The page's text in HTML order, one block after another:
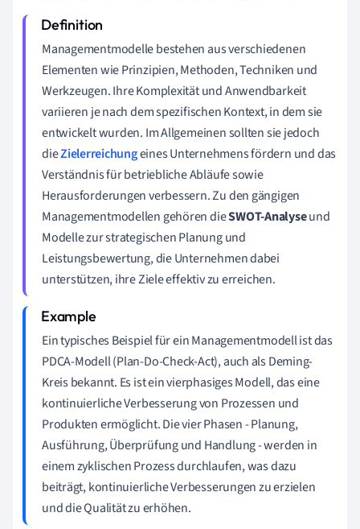
Managementmodelle bestehen aus verschiedenen
Elementen wie Prinzipien, Methoden, Techniken und
Werkzeugen. Ihre Komplexität und Anwendbarkeit
variieren je nach dem spezifischen Kontext, in dem sie
entwickelt wurden. Im Allgemeinen sollten sie jedoch
dieZielerreichungeines Unternehmens fördern und das
Verständnis für betriebliche Abläufe sowie
Herausforderungen verbessern. Zu den gängigen
Managementmodellen gehören dieSWOT-Analyseund
Modelle zur strategischen Planung und
Leistungsbewertung, die Unternehmen dabei
unterstützen, ihre Ziele effektiv zu erreichen.
Ein typisches Beispiel für ein Managementmodell ist das
PDCA-Modell (Plan-Do-Check-Act), auch als Deming-
Kreis bekannt. Es ist ein vierphasiges Modell, das eine
kontinuierliche Verbesserung von Prozessen und
Produkten ermöglicht. Die vier Phasen - Planung,
Ausführung, Überprüfung und Handlung - werden in
einem zyklischen Prozess durchlaufen, was dazu
beiträgt, kontinuierliche Verbesserungen zu erzielen
und die Qualität zu erhöhen.